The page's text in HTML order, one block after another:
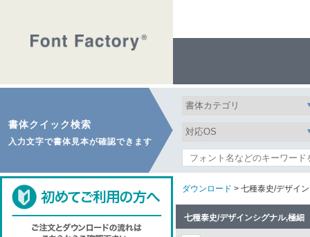
書体クイック検索
入力文字で書体見本が確認できます
ダウンロード > 七種泰史/デザイ
七種泰史/デザインシグナル,極